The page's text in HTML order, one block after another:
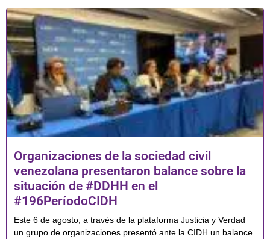
Organizaciones de la sociedad civil
venezolana presentaron balance sobre la
situación de #DDHH en el
#196PeríodoCIDH
Este 6 de agosto, a través de la plataforma Justicia y Verdad
un grupo de organizaciones presentó ante la CIDH un balance